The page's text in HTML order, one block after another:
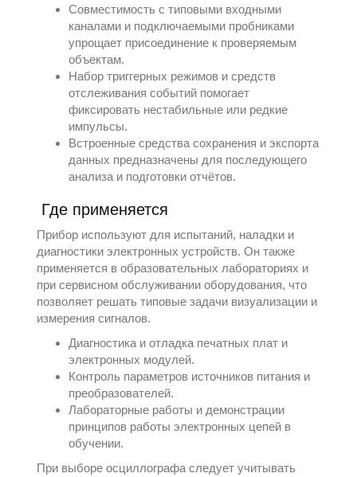
Совместимость с типовыми входными
каналами и подключаемыми пробниками
упрощает присоединение к проверяемым
объектам.
Набор триггерных режимов и средств
отслеживания событий помогает
фиксировать нестабильные или редкие
импульсы.
Встроенные средства сохранения и экспорта
данных предназначены для последующего
анализа и подготовки отчётов.
Где применяется
Прибор используют для испытаний, наладки и
диагностики электронных устройств. Он также
применяется в образовательных лабораториях и
при сервисном обслуживании оборудования, что
позволяет решать типовые задачи визуализации и
измерения сигналов.
Диагностика и отладка печатных плат и
электронных модулей.
Контроль параметров источников питания и
преобразователей.
Лабораторные работы и демонстрации
принципов работы электронных цепей в
обучении.
При выборе осциллографа следует учитывать